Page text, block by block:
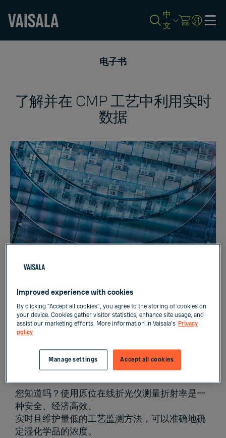
中
文
电子书
了解并在 CMP 工艺中利用实时
数据
优化工艺以获得良好的晶圆质量和产量
准确快速的折射率 RI 和相对湿度 RH 测
量，进而提升 CMP 设备的性能
您知道吗？使用原位在线折光仪测量折射率是一
种安全、经济高效、
实时且维护量低的工艺监测方法，可以准确地确
定湿化学品的浓度。
Improved experience with cookies
By clicking “Accept all cookies”, you agree to the storing of cookies on
your device. Cookies gather visitor statistics, enhance site usage, and
assist our marketing efforts. More information in Vaisala's Privacy
policy
Accept all cookies
Manage settings